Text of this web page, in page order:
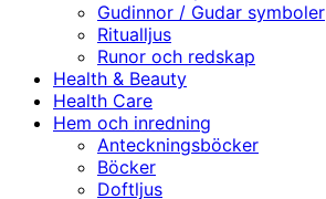
Gudinnor / Gudar symboler
Ritualljus
Runor och redskap
Health & Beauty
Health Care
Hem och inredning
Anteckningsböcker
Böcker
Doftljus